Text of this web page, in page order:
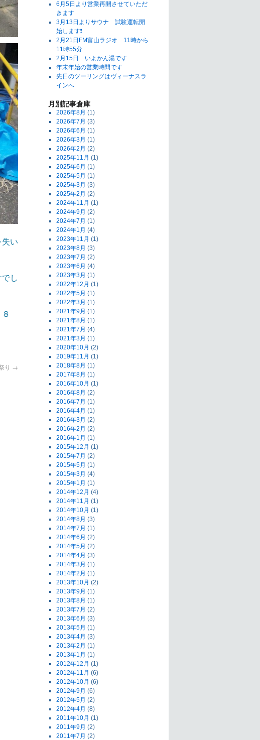
い
し
り →
6月5日より営業再開させていただ
きます
3月13日よりサウナ 試験運転開
始します❗
2月21日FM富山ラジオ 11時から
11時55分
2月15日 いよかん湯です
年末年始の営業時間です
先日のツーリングはヴィーナスラ
インへ
月別記事倉庫
2026年8月 (1)
2026年7月 (3)
2026年6月 (1)
2026年3月 (1)
2026年2月 (2)
2025年11月 (1)
2025年6月 (1)
2025年5月 (1)
2025年3月 (3)
2025年2月 (2)
2024年11月 (1)
2024年9月 (2)
2024年7月 (1)
2024年1月 (4)
2023年11月 (1)
2023年8月 (3)
2023年7月 (2)
2023年6月 (4)
2023年3月 (1)
2022年12月 (1)
2022年5月 (1)
2022年3月 (1)
2021年9月 (1)
2021年8月 (1)
2021年7月 (4)
2021年3月 (1)
2020年10月 (2)
2019年11月 (1)
2018年8月 (1)
2017年8月 (1)
2016年10月 (1)
2016年8月 (2)
2016年7月 (1)
2016年4月 (1)
2016年3月 (2)
2016年2月 (2)
2016年1月 (1)
2015年12月 (1)
2015年7月 (2)
2015年5月 (1)
2015年3月 (4)
2015年1月 (1)
2014年12月 (4)
2014年11月 (1)
2014年10月 (1)
2014年8月 (3)
2014年7月 (1)
2014年6月 (2)
2014年5月 (2)
2014年4月 (3)
2014年3月 (1)
2014年2月 (1)
2013年10月 (2)
2013年9月 (1)
2013年8月 (1)
2013年7月 (2)
2013年6月 (3)
2013年5月 (1)
2013年4月 (3)
2013年2月 (1)
2013年1月 (1)
2012年12月 (1)
2012年11月 (6)
2012年10月 (6)
2012年9月 (6)
2012年5月 (2)
2012年4月 (8)
2011年10月 (1)
2011年9月 (2)
2011年7月 (2)